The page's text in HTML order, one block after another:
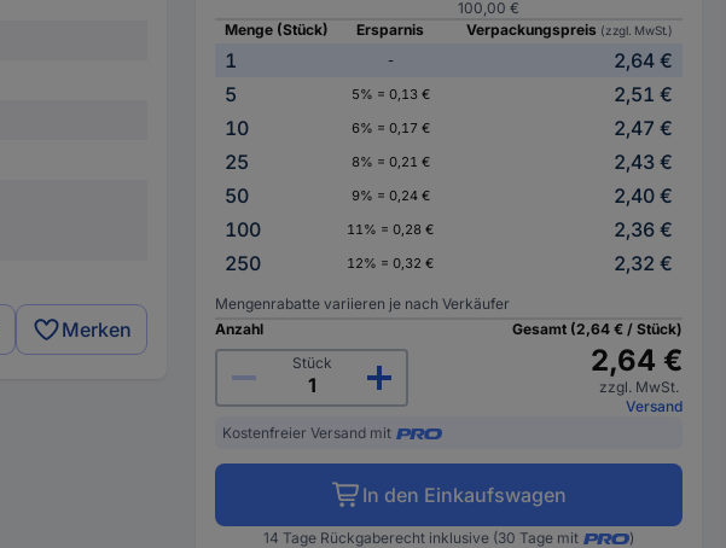
Merken
100,00 €
Menge (Stück)
Ersparnis Verpackungspreis (zzgl. MwSt.)
1 -
2,64 €
5
5% = 0,13 €
2,51 €
10
6% = 0,17 €
2,47 €
25
8% = 0,21 €
2,43 €
50
9% = 0,24 €
2,40 €
100
11% = 0,28 €
2,36 €
250
12% = 0,32 € 2,32 €
Mengenrabatte variieren je nach Verkäufer
Anzahl
Stück
Gesamt (2,64 € / Stück)
2,64 €
zzgl. MwSt.
Versand
Kostenfreier Versand mit
In den Einkaufswagen
14 Tage Rückgaberecht inklusive (30 Tage mit )